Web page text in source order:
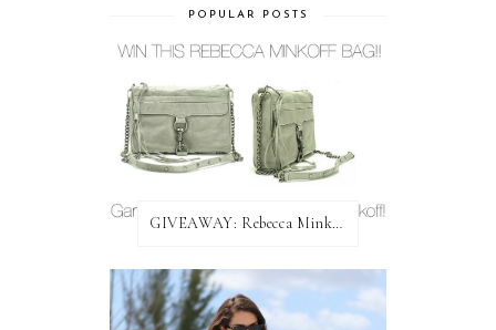
POPULAR POSTS
GIVEAWAY: Rebecca Minkoff Bag!